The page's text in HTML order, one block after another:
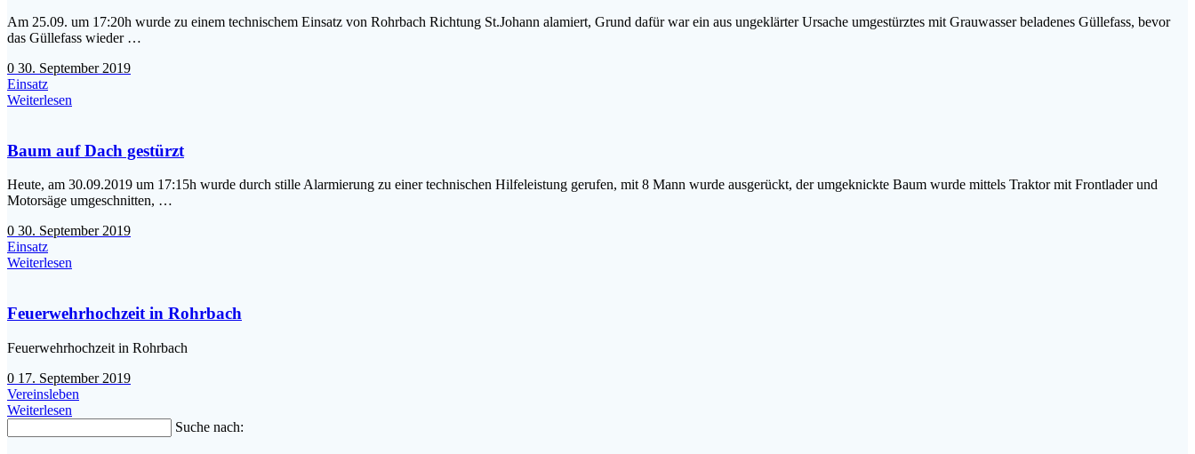
Am 25.09. um 17:20h wurde zu einem technischem Einsatz von Rohrbach Richtung St.Johann alamiert, Grund dafür war ein aus ungeklärter Ursache umgestürztes mit Grauwasser beladenes Güllefass, bevor
das Güllefass wieder …
0 30. September 2019
Einsatz
Weiterlesen
Baum auf Dach gestürzt
Heute, am 30.09.2019 um 17:15h wurde durch stille Alarmierung zu einer technischen Hilfeleistung gerufen, mit 8 Mann wurde ausgerückt, der umgeknickte Baum wurde mittels Traktor mit Frontlader und
Motorsäge umgeschnitten, …
0 30. September 2019
Einsatz
Weiterlesen
Feuerwehrhochzeit in Rohrbach
Feuerwehrhochzeit in Rohrbach
0 17. September 2019
Vereinsleben
Weiterlesen
Suche nach: